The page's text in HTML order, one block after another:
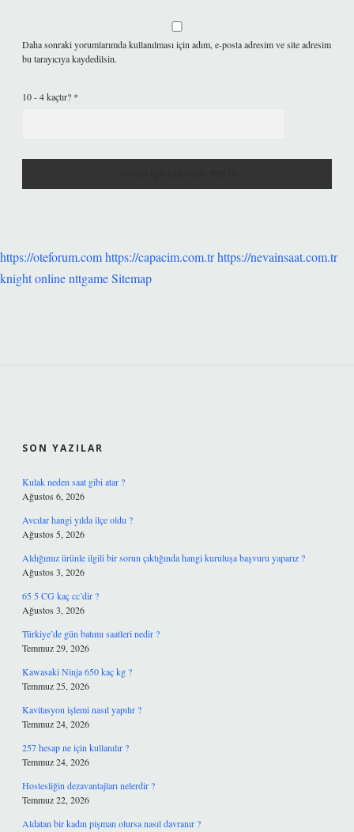
Daha sonraki yorumlarımda kullanılması için adım, e-posta adresim ve site adresim
bu tarayıcıya kaydedilsin.
10 - 4 kaçtır? *
https://oteforum.comhttps://capacim.com.trhttps://nevainsaat.com.tr
knight onlinenttgameSitemap
SON YAZILAR
Kulak neden saat gibi atar ?
Ağustos 6, 2026
Avcılar hangi yılda ilçe oldu ?
Ağustos 5, 2026
Aldığımız ürünle ilgili bir sorun çıktığında hangi kuruluşa başvuru yaparız ?
Ağustos 3, 2026
65 5 CG kaç cc’dir ?
Ağustos 3, 2026
Türkiye’de gün batımı saatleri nedir ?
Temmuz 29, 2026
Kawasaki Ninja 650 kaç kg ?
Temmuz 25, 2026
Kavitasyon işlemi nasıl yapılır ?
Temmuz 24, 2026
257 hesap ne için kullanılır ?
Temmuz 24, 2026
Hostesliğin dezavantajları nelerdir ?
Temmuz 22, 2026
Aldatan bir kadın pişman olursa nasıl davranır ?